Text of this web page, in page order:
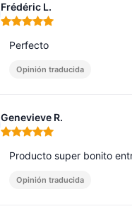
Frédéric L.
Nota: 5 de 5
Perfecto
Opinión traducida
Genevieve R.
Nota: 5 de 5
Producto super bonito
Opinión traducida